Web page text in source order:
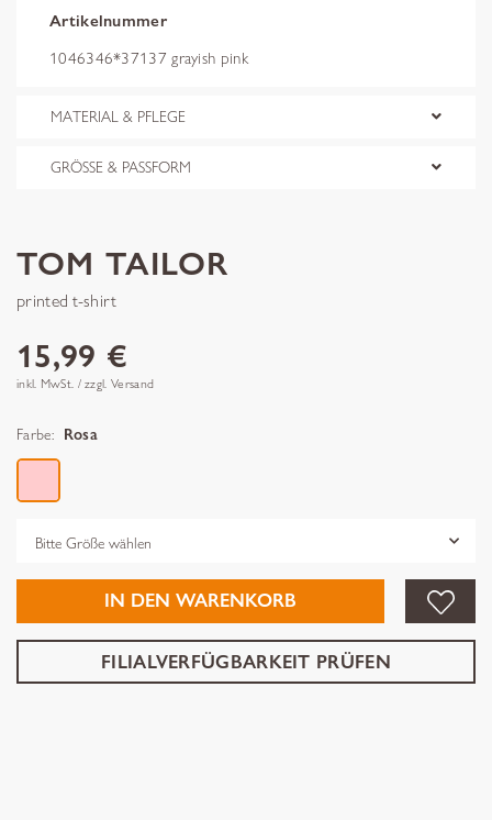
Artikelnummer
1046346*37137 grayish pink
MATERIAL & PFLEGE
GRÖSSE & PASSFORM
TOM TAILOR
printed t-shirt
15,99 €
inkl. MwSt. / zzgl. Versand
Farbe: Rosa
IN DEN WARENKORB
FILIALVERFÜGBARKEIT PRÜFEN